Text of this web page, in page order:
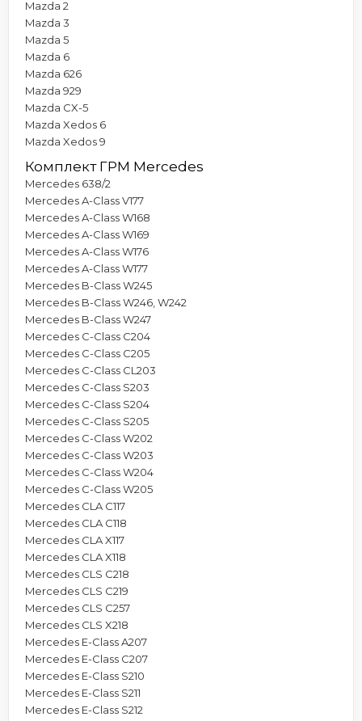
Mazda 2
Mazda 3
Mazda 5
Mazda 6
Mazda 626
Mazda 929
Mazda CX-5
Mazda Xedos 6
Mazda Xedos 9
Комплект ГРМ Mercedes
Mercedes 638/2
Mercedes A-Class V177
Mercedes A-Class W168
Mercedes A-Class W169
Mercedes A-Class W176
Mercedes A-Class W177
Mercedes B-Class W245
Mercedes B-Class W246, W242
Mercedes B-Class W247
Mercedes C-Class C204
Mercedes C-Class C205
Mercedes C-Class CL203
Mercedes C-Class S203
Mercedes C-Class S204
Mercedes C-Class S205
Mercedes C-Class W202
Mercedes C-Class W203
Mercedes C-Class W204
Mercedes C-Class W205
Mercedes CLA C117
Mercedes CLA C118
Mercedes CLA X117
Mercedes CLA X118
Mercedes CLS C218
Mercedes CLS C219
Mercedes CLS C257
Mercedes CLS X218
Mercedes E-Class A207
Mercedes E-Class C207
Mercedes E-Class S210
Mercedes E-Class S211
Mercedes E-Class S212